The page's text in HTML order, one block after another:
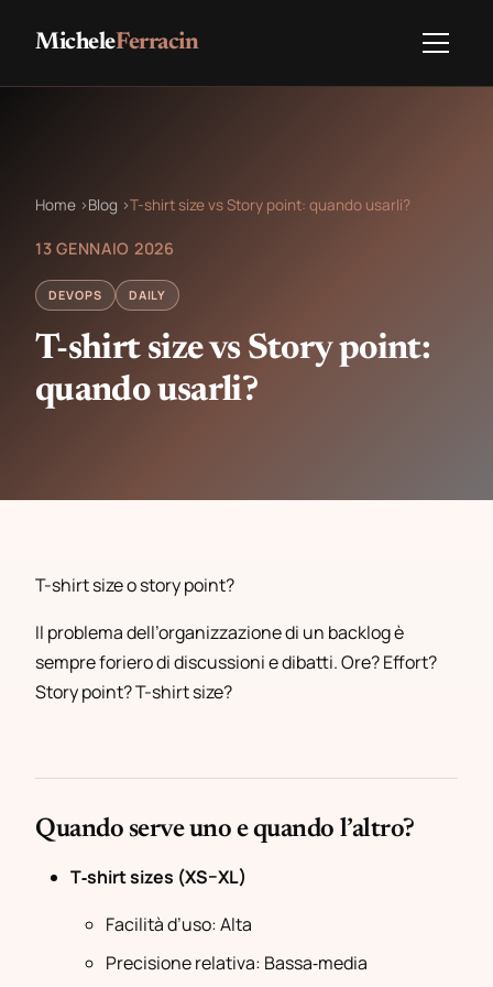
MicheleFerracin
Home ›Blog ›T-shirt size vs Story point: quando usarli?
13 GENNAIO 2026
DEVOPS DAILY
T-shirt size vs Story point:
quando usarli?
T-shirt size o story point?
Il problema dell’organizzazione di un backlog è
sempre foriero di discussioni e dibatti. Ore? Effort?
Story point? T-shirt size?
Quando serve uno e quando l’altro?
T‑shirt sizes (XS–XL)
Facilità d’uso: Alta
Precisione relativa: Bassa‑media